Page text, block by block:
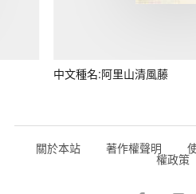
中文種名:阿里山清風藤
關於本站 著作權聲明
權政策